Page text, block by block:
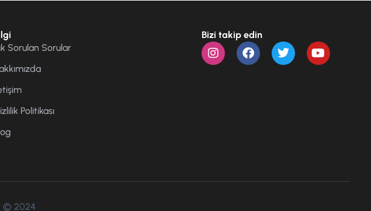
Sorulan Sorular
Politikası
Bizi takip edin
© 2024